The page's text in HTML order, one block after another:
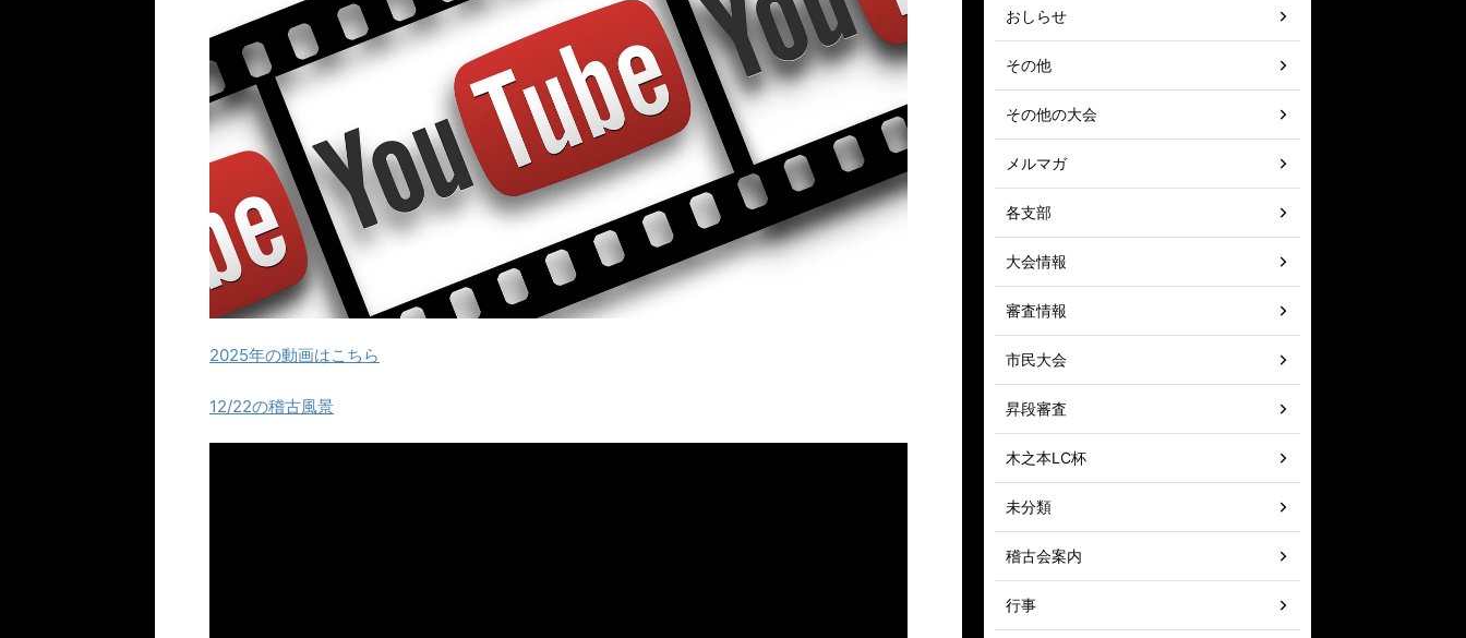
2025年の動画はこちら
12/22の稽古風景
おしらせ
その他
その他の大会
メルマガ
各支部
大会情報
審査情報
市民大会
昇段審査
木之本LC杯
未分類
稽古会案内
行事